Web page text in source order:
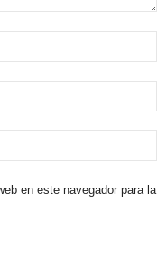
en este navegador para la